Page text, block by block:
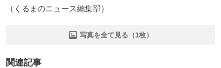
（くるまのニュース編集部）
写真を全て見る（1枚）
関連記事